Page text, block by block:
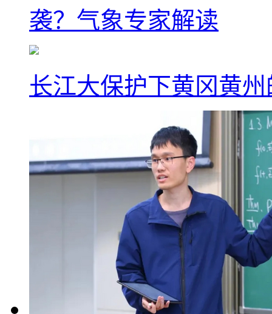
袭？气象专家解读
长江大保护下黄冈黄